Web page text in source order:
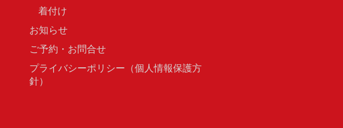
着付け
お知らせ
ご予約・お問合せ
プライバシーポリシー（個人情報保護方
針）